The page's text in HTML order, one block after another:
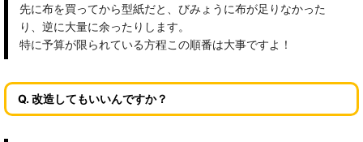
先に布を買ってから型紙だと、びみょうに布が足りなかった
り、逆に大量に余ったりします。
特に予算が限られている方程この順番は大事ですよ！
Q. 改造してもいいんですか？